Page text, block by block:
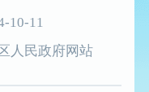
10-11
人民政府网站